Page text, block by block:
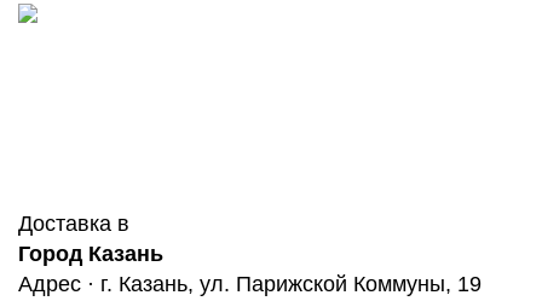
Доставка в
Город Казань
Адрес · г. Казань, ул. Парижской Коммуны, 19